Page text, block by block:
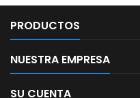
PRODUCTOS
NUESTRA EMPRESA
SU CUENTA